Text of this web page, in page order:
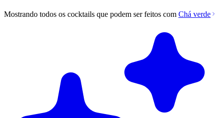
Mostrando todos os cocktails que podem ser feitos com Chá verde